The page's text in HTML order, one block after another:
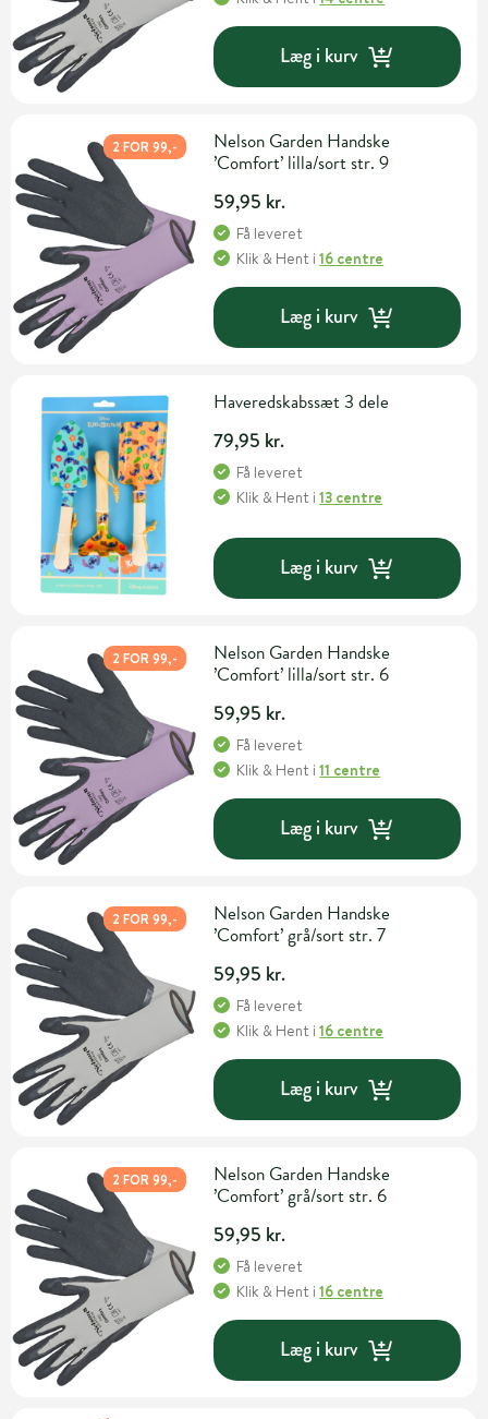
Læg i kurv
2 FOR 99,-
Nelson Garden Handske
’Comfort’ lilla/sort str. 9
59,95 kr.
Få leveret
Klik & Hent i16 centre
Læg i kurv
Haveredskabssæt 3 dele
79,95 kr.
Få leveret
Klik & Hent i13 centre
Læg i kurv
2 FOR 99,-
Nelson Garden Handske
’Comfort’ lilla/sort str. 6
59,95 kr.
Få leveret
Klik & Hent i11 centre
Læg i kurv
2 FOR 99,-
Nelson Garden Handske
’Comfort’ grå/sort str. 7
59,95 kr.
Få leveret
Klik & Hent i16 centre
Læg i kurv
2 FOR 99,-
Nelson Garden Handske
’Comfort’ grå/sort str. 6
59,95 kr.
Få leveret
Klik & Hent i16 centre
Læg i kurv